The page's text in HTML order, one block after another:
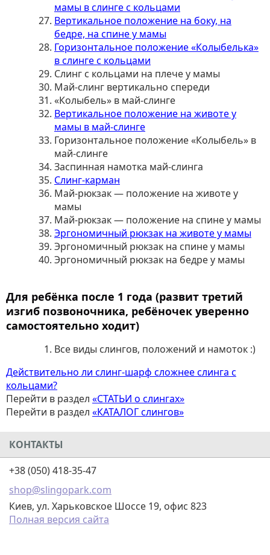
мамы в слинге с кольцами
Вертикальное положение на боку, на
бедре, на спине у мамы
Горизонтальное положение «Колыбелька»
в слинге с кольцами
Слинг с кольцами на плече у мамы
Май-слинг вертикально спереди
«Колыбель» в май-слинге
Вертикальное положение на животе у
мамы в май-слинге
Горизонтальное положение «Колыбель» в
май-слинге
Заспинная намотка май-слинга
Слинг-карман
Май-рюкзак — положение на животе у
мамы
Май-рюкзак — положение на спине у мамы
Эргономичный рюкзак на животе у мамы
Эргономичный рюкзак на спине у мамы
Эргономичный рюкзак на бедре у мамы
Для ребёнка после 1 года (развит третий
изгиб позвоночника, ребёночек уверенно
самостоятельно ходит)
Все виды слингов, положений и намоток :)
Действительно ли слинг-шарф сложнее слинга с
кольцами?
Перейти в раздел «СТАТЬИ о слингах»
Перейти в раздел «КАТАЛОГ слингов»
КОНТАКТЫ
+38 (050) 418-35-47
shop@slingopark.com
Киев, ул. Харьковское Шоссе 19, офис 823
Полная версия сайта